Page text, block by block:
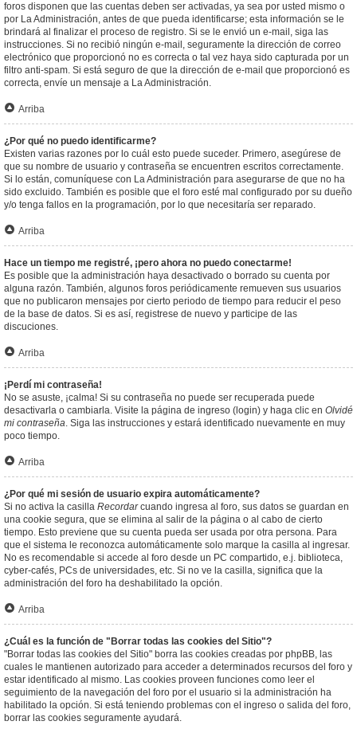
foros disponen que las cuentas deben ser activadas, ya sea por usted mismo o
por La Administración, antes de que pueda identificarse; esta información se le
brindará al finalizar el proceso de registro. Si se le envió un e-mail, siga las
instrucciones. Si no recibió ningún e-mail, seguramente la dirección de correo
electrónico que proporcionó no es correcta o tal vez haya sido capturada por un
filtro anti-spam. Si está seguro de que la dirección de e-mail que proporcionó es
correcta, envíe un mensaje a La Administración.
Arriba
¿Por qué no puedo identificarme?
Existen varias razones por lo cuál esto puede suceder. Primero, asegúrese de
que su nombre de usuario y contraseña se encuentren escritos correctamente.
Si lo están, comuníquese con La Administración para asegurarse de que no ha
sido excluido. También es posible que el foro esté mal configurado por su dueño
y/o tenga fallos en la programación, por lo que necesitaría ser reparado.
Arriba
Hace un tiempo me registré, ¡pero ahora no puedo conectarme!
Es posible que la administración haya desactivado o borrado su cuenta por
alguna razón. También, algunos foros periódicamente remueven sus usuarios
que no publicaron mensajes por cierto periodo de tiempo para reducir el peso
de la base de datos. Si es así, registrese de nuevo y participe de las
discuciones.
Arriba
¡Perdí mi contraseña!
No se asuste, ¡calma! Si su contraseña no puede ser recuperada puede
desactivarla o cambiarla. Visite la página de ingreso (login) y haga clic en Olvidé
mi contraseña. Siga las instrucciones y estará identificado nuevamente en muy
poco tiempo.
Arriba
¿Por qué mi sesión de usuario expira automáticamente?
Si no activa la casilla Recordarcuando ingresa al foro, sus datos se guardan en
una cookie segura, que se elimina al salir de la página o al cabo de cierto
tiempo. Esto previene que su cuenta pueda ser usada por otra persona. Para
que el sistema le reconozca automáticamente solo marque la casilla al ingresar.
No es recomendable si accede al foro desde un PC compartido, e.j. biblioteca,
cyber-cafés, PCs de universidades, etc. Si no ve la casilla, significa que la
administración del foro ha deshabilitado la opción.
Arriba
¿Cuál es la función de "Borrar todas las cookies del Sitio"?
"Borrar todas las cookies del Sitio" borra las cookies creadas por phpBB, las
cuales le mantienen autorizado para acceder a determinados recursos del foro y
estar identificado al mismo. Las cookies proveen funciones como leer el
seguimiento de la navegación del foro por el usuario si la administración ha
habilitado la opción. Si está teniendo problemas con el ingreso o salida del foro,
borrar las cookies seguramente ayudará.